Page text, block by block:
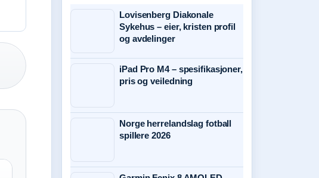
Lovisenberg Diakonale
Sykehus – eier, kristen profil
og avdelinger
iPad Pro M4 – spesifikasjoner,
pris og veiledning
Norge herrelandslag fotball
spillere 2026